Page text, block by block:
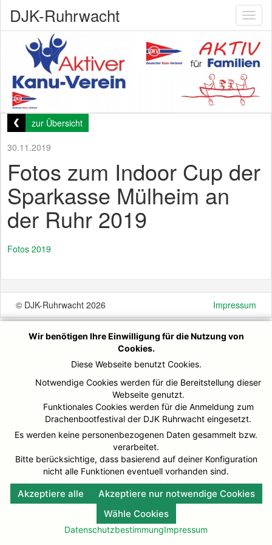
DJK-Ruhrwacht
zur Übersicht
30.11.2019
Fotos zum Indoor Cup der
Sparkasse Mülheim an
der Ruhr 2019
Fotos 2019
© DJK-Ruhrwacht 2026 Impressum
Wir benötigen Ihre Einwilligung für die Nutzung von
Cookies.
Diese Webseite benutzt Cookies.
Notwendige Cookies werden für die Bereitstellung dieser
Webseite genutzt.
Funktionales Cookies werden für die Anmeldung zum
Drachenbootfestival der DJK Ruhrwacht eingesetzt.
Es werden keine personenbezogenen Daten gesammelt bzw.
verarbeitet.
Bitte berücksichtige, dass basierend auf deiner Konfiguration
nicht alle Funktionen eventuell vorhanden sind.
Akzeptiere alle
Akzeptiere nur notwendige Cookies
Wähle Cookies
DatenschutzbestimmungImpressum